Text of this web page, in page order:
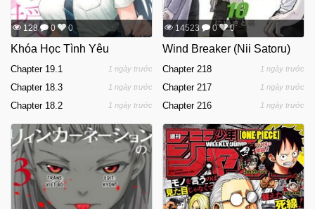
128 0 0
Khóa Học Tình Yêu
Chapter 19.1 1 ngày trước
Chapter 18.3 1 ngày trước
Chapter 18.2 1 ngày trước
14523 0 0
Wind Breaker (Nii Satoru)
Chapter 218 1 ngày trước
Chapter 217 1 ngày trước
Chapter 216 1 ngày trước